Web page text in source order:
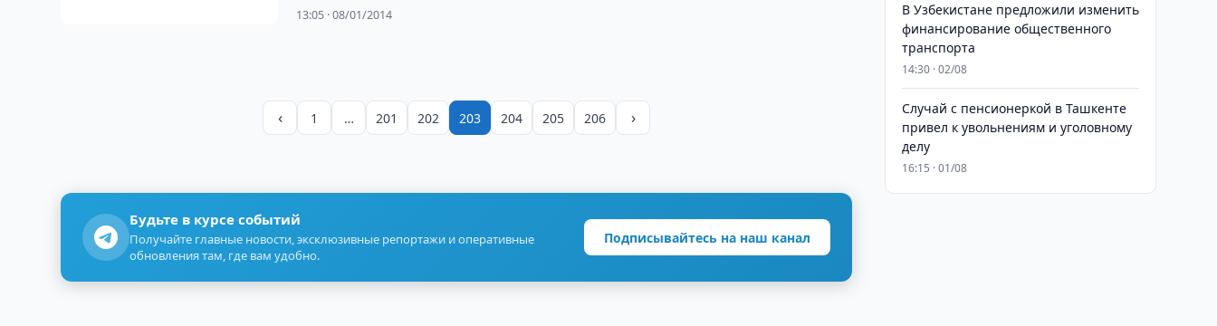
13:05 · 08/01/2014
‹ 1 … 201 202 203 204 205 206 ›
Будьте в курсе событий
Получайте главные новости, эксклюзивные репортажи и оперативные
обновления там, где вам удобно.
Подписывайтесь на наш канал
В Узбекистане предложили изменить
финансирование общественного
транспорта
14:30 · 02/08
Случай с пенсионеркой в Ташкенте
привел к увольнениям и уголовному
делу
16:15 · 01/08